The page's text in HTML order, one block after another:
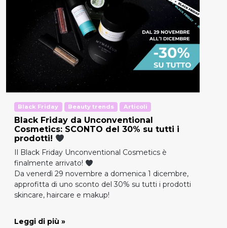
Black Friday Beauty trends Articoli
Black Friday da Unconventional
Cosmetics: SCONTO del 30% su tutti i
prodotti!
Il Black Friday Unconventional Cosmetics è
finalmente arrivato!
Da venerdì 29 novembre a domenica 1 dicembre,
approfitta di uno sconto del 30% su tutti i prodotti
skincare, haircare e makup!
Leggi di più »